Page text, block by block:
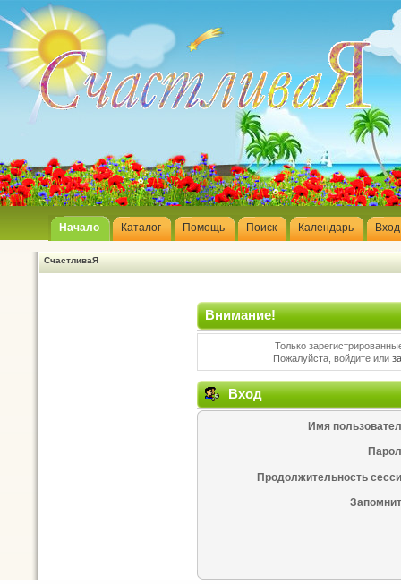
Начало Каталог Помощь Поиск Календарь Вход
СчастливаЯ
Внимание!
Только
Пожалуйста, войдите или
Вход
Имя
Продолжительность